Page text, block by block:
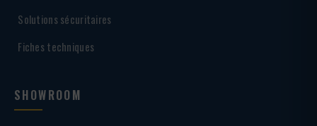
Solutions sécuritaires
Fiches techniques
SHOWROOM